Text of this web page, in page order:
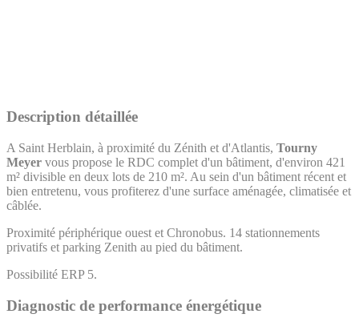
Description détaillée
A Saint Herblain, à proximité du Zénith et d'Atlantis, Tourny
Meyer vous propose le RDC complet d'un bâtiment, d'environ 421
m² divisible en deux lots de 210 m². Au sein d'un bâtiment récent et
bien entretenu, vous profiterez d'une surface aménagée, climatisée et
câblée.
Proximité périphérique ouest et Chronobus. 14 stationnements
privatifs et parking Zenith au pied du bâtiment.
Possibilité ERP 5.
Diagnostic de performance énergétique